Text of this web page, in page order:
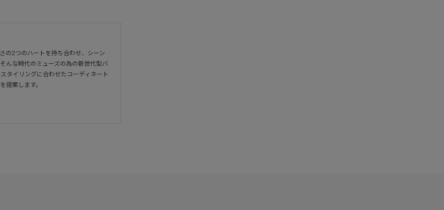
の2つのハートを持ち合わせ、シーン
んな時代のミューズの為の新世代型バ
タイリングに合わせたコーディネート
提案します。